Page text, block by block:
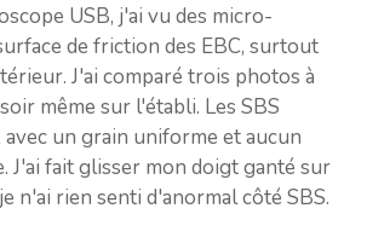
USB, j'ai vu des micro-
de friction des EBC, surtout
J'ai comparé trois photos à
même sur l'établi. Les SBS
avec un grain uniforme et aucun
J'ai fait glisser mon doigt ganté sur
n'ai rien senti d'anormal côté SBS.